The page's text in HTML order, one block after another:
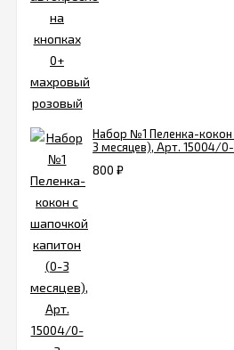
Набор №1 Пеленка-
3 месяцев), Арт. 15004/
800 ₽